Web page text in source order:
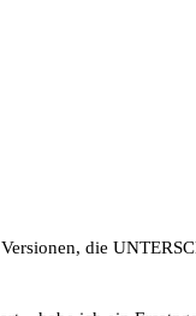
die